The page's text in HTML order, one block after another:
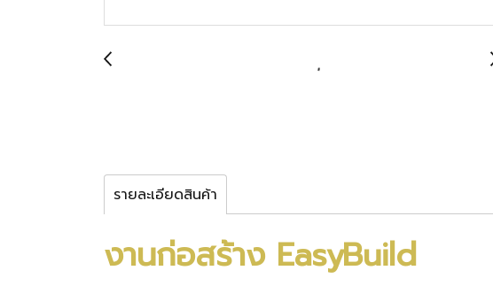
รายละเอียดสินค้า
งานก่อสร้าง EasyBuild